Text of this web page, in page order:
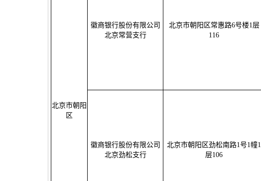
北京市朝阳
区
徽商银行股份有限公司
北京常营支行
北京市朝阳区常惠路6号楼1层
116
徽商银行股份有限公司
北京劲松支行
北京市朝阳区劲松南路1号1幢1
层106